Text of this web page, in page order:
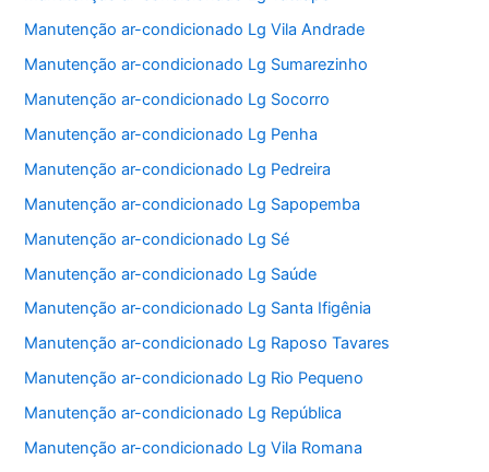
Manutenção ar-condicionado Lg Vila Andrade
Manutenção ar-condicionado Lg Sumarezinho
Manutenção ar-condicionado Lg Socorro
Manutenção ar-condicionado Lg Penha
Manutenção ar-condicionado Lg Pedreira
Manutenção ar-condicionado Lg Sapopemba
Manutenção ar-condicionado Lg Sé
Manutenção ar-condicionado Lg Saúde
Manutenção ar-condicionado Lg Santa Ifigênia
Manutenção ar-condicionado Lg Raposo Tavares
Manutenção ar-condicionado Lg Rio Pequeno
Manutenção ar-condicionado Lg República
Manutenção ar-condicionado Lg Vila Romana